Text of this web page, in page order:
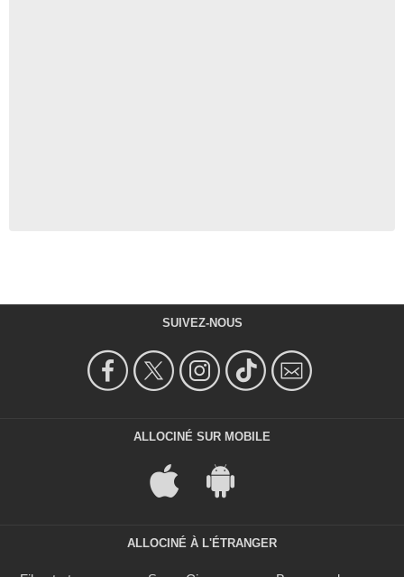
SUIVEZ-NOUS
ALLOCINÉ SUR MOBILE
ALLOCINÉ À L'ÉTRANGER